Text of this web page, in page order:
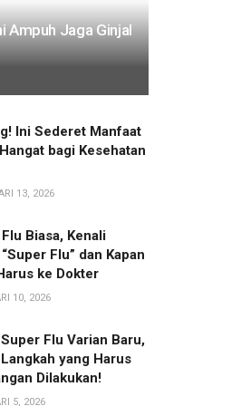
Ampuh Jaga Ginjal
Ini Sederet Manfaat
bagi Kesehatan
13, 2026
Biasa, Kenali
Flu” dan Kapan
ke Dokter
10, 2026
Flu Varian Baru,
yang Harus
Dilakukan!
5, 2026